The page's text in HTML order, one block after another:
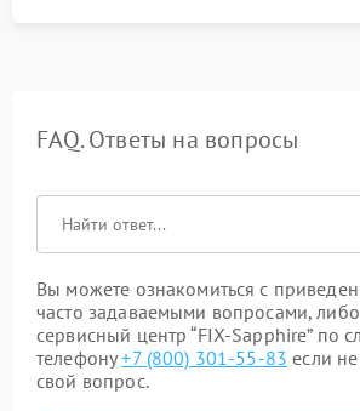
FAQ. Ответы на вопросы
Вы можете ознакомиться с
часто задаваемыми вопросами,
сервисный центр “FIX-Sapphire” по
телефону+7 (800) 301-55-83 если
свой вопрос.